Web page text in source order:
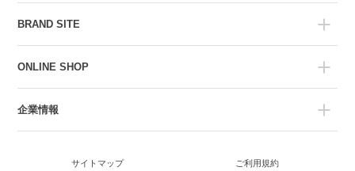
BRAND SITE
ONLINE SHOP
企業情報
サイトマップ ご利用規約